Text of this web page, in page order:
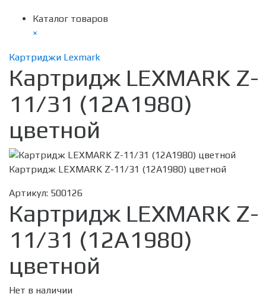
Каталог товаров
×
Картриджи Lexmark
Картридж LEXMARK Z-
11/31 (12A1980)
цветной
Картридж LEXMARK Z-11/31 (12A1980) цветной
Артикул: 500126
Картридж LEXMARK Z-
11/31 (12A1980)
цветной
Нет в наличии